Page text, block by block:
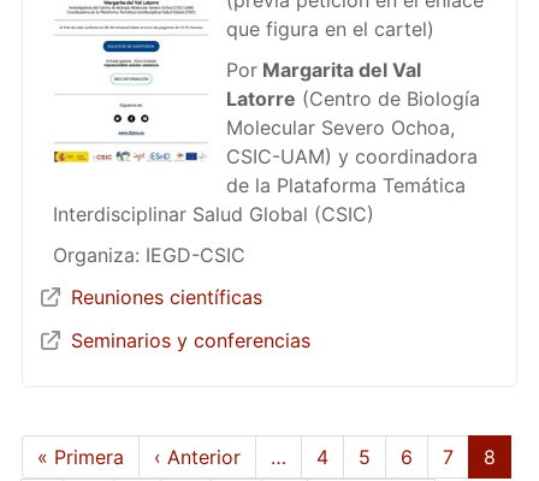
que figura en el cartel)
PorMargarita del Val
Latorre (Centro de Biología
Molecular Severo Ochoa,
CSIC-UAM) y coordinadora
de la Plataforma Temática
Interdisciplinar Salud Global (CSIC)
Organiza: IEGD-CSIC
Reuniones científicas
Seminarios y conferencias
Pagination
First
« Primera
Previous
‹ Anterior … Page
4 Page
5 Page
6 Page
7
8